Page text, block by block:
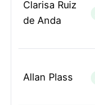
Clarisa Ruiz
de Anda
Allan Plass